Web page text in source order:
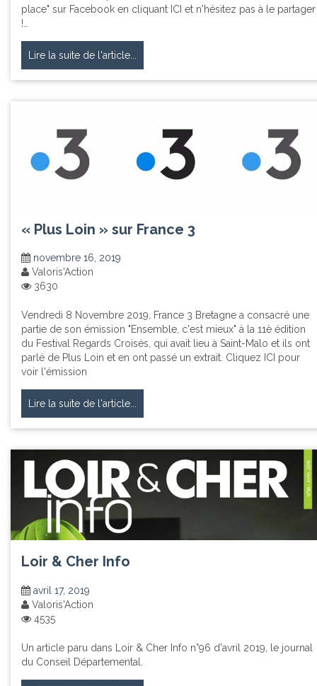
place" sur Facebook en cliquant ICI et n'hésitez pas à le partager
!…
Lire la suite de l'article...
« Plus Loin » sur France 3
novembre 16, 2019
Valoris'Action
3630
Vendredi 8 Novembre 2019, France 3 Bretagne a consacré une
partie de son émission "Ensemble, c'est mieux" à la 11è édition
du Festival Regards Croisés, qui avait lieu à Saint-Malo et ils ont
parlé de Plus Loin et en ont passé un extrait. Cliquez ICI pour
voir l'émission
Lire la suite de l'article...
Loir & Cher Info
avril 17, 2019
Valoris'Action
4535
Un article paru dans Loir & Cher Info n°96 d'avril 2019, le journal
du Conseil Départemental.